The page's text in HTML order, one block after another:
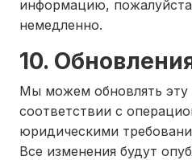
информацию,
немедленно.
10.
Мы можем обновлять эту
соответствии с
юридическими
Все изменения будут